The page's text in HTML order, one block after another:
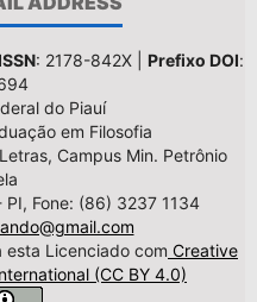
: 2178-842X | Prefixo DOI:
do Piauí
em Filosofia
Campus Min. Petrônio
Fone: (86) 3237 1134
esta Licenciado com Creative
(CC BY 4.0)